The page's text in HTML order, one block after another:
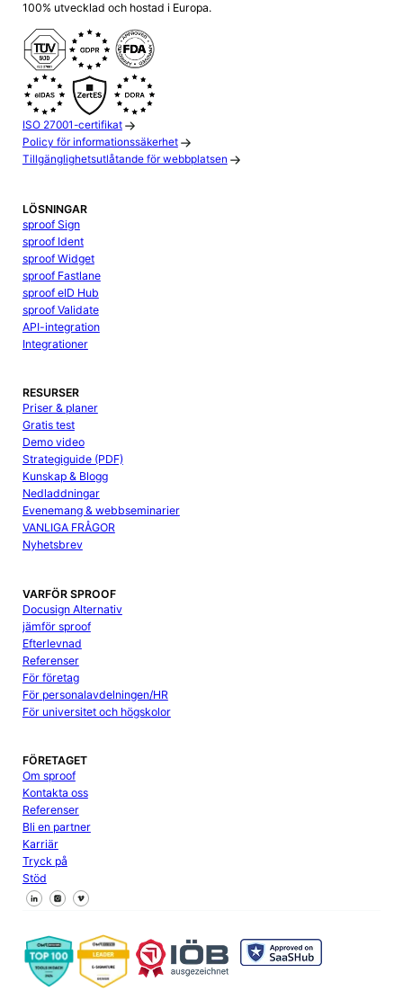
100% utvecklad och hostad i Europa.
ISO 27001-certifikat
Policy för informationssäkerhet
Tillgänglighetsutlåtande för webbplatsen
LÖSNINGAR
sproof Sign
sproof Ident
sproof Widget
sproof Fastlane
sproof eID Hub
sproof Validate
API-integration
Integrationer
RESURSER
Priser & planer
Gratis test
Demo video
Strategiguide (PDF)
Kunskap & Blogg
Nedladdningar
Evenemang & webbseminarier
VANLIGA FRÅGOR
Nyhetsbrev
VARFÖR SPROOF
Docusign Alternativ
jämför sproof
Efterlevnad
Referenser
För företag
För personalavdelningen/HR
För universitet och högskolor
FÖRETAGET
Om sproof
Kontakta oss
Referenser
Bli en partner
Karriär
Tryck på
Stöd
Följ oss på Facebook
Följ oss på X
Följ oss på LinkedIn